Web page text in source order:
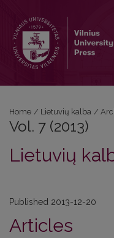
Home / Lietuvių kalba /
Vol. 7 (2013)
Lietuvių
Published 2013-12-20
Articles